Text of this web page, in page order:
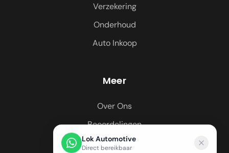
Verzekering
Onderhoud
Auto Inkoop
Meer
Over Ons
Beoordelingen
Regio's
Lok Automotive
Direct bereikbaar